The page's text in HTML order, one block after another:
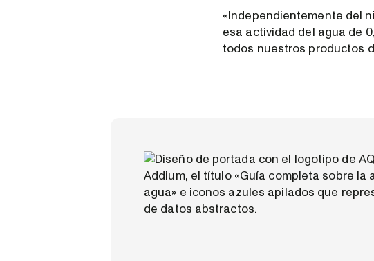
«Independientemente del
esa actividad del agua de
todos nuestros productos